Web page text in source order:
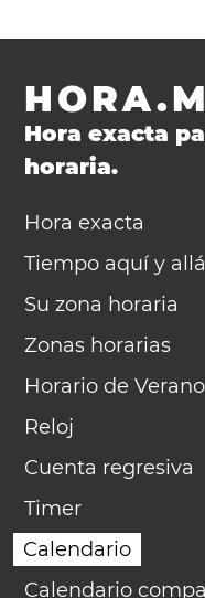
Hora exacta
horaria.
Hora exacta
Tiempo aquí y allá
Su zona horaria
Zonas horarias
Horario de Verano
Reloj
Cuenta regresiva
Timer
Calendario
Calendario